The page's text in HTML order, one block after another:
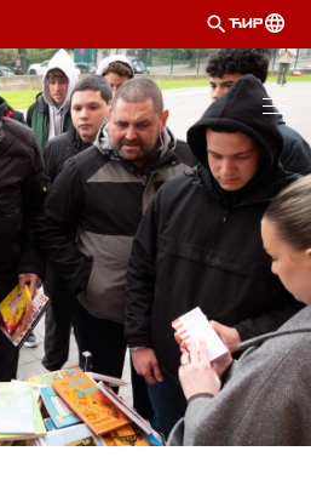
ЋИР